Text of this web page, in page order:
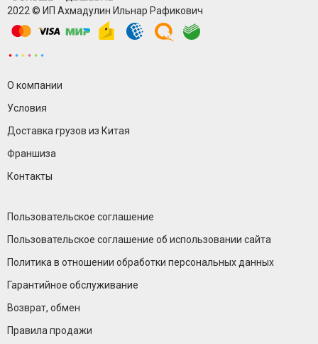
2022 © ИП Ахмадулин Ильнар Рафикович
О компании
Условия
Доставка грузов из Китая
Франшиза
Контакты
Пользовательское соглашение
Пользовательское соглашение об использовании сайта
Политика в отношении обработки персональных данных
Гарантийное обслуживание
Возврат, обмен
Правила продажи